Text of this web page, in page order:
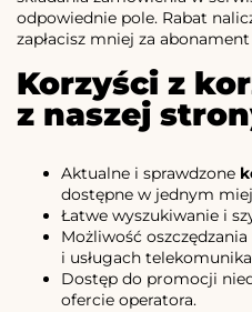
odpowiednie pole. Rabat
zapłacisz mniej za
Korzyści z
z naszej
Aktualne i sprawdzone
dostępne w jednym
Łatwe wyszukiwanie i
Możliwość
i usługach
Dostęp do promocji
ofercie operatora.